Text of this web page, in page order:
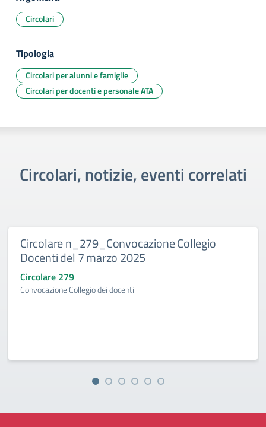
Circolari
Tipologia
Circolari per alunni e famiglie
Circolari per docenti e personale ATA
Circolari, notizie, eventi correlati
Circolare n_279_Convocazione Collegio
Docenti del 7 marzo 2025
Circolare 279
Convocazione Collegio dei docenti